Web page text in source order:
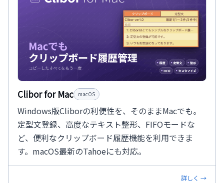
Clibor for Mac macOS
Windows版Cliborの利便性を、そのままMacでも。
定型文登録、高度なテキスト整形、FIFOモードな
ど、便利なクリップボード履歴機能を利用できま
す。macOS最新のTahoeにも対応。
詳しく →